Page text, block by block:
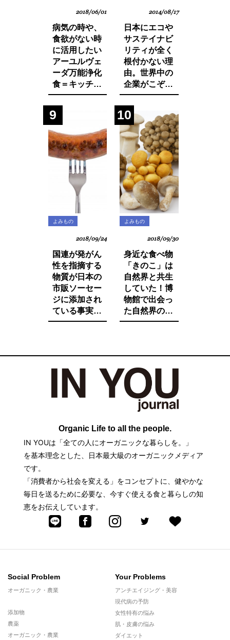
2018/06/01
病気の時や、
食欲がない時
に活用したい
アーユルヴェ
ーダ万能浄化
食＝キッチャ
リーの作り方
2014/08/17
日本にエコや
サステイナビ
リティが全く
根付かない理
由。世界中の
企業がこぞっ
て取り組む
SDGsへの遅
れ。それは日
本人・日本企
業と政府の意
識の低さにあ
った！
9
よみもの
2018/09/24
国連が発がん
性を指摘する
物質が日本の
市販ソーセー
ジに添加され
ている事実を
ご存知です
子供に食べさ
せたくないそ
の中身とは。
10
よみもの
2018/09/30
身近な食べ物
「きのこ」は
自然界と共生
していた！博
物館で出会っ
た自然界の法
則と栄養価が
Organic Life to all the people.
IN YOUは「全ての人にオーガニックな暮らしを。」
を基本理念とした、日本最大級のオーガニックメディア
です。
「消費者から社会を変える」をコンセプトに、健やかな
毎日を送るために必要な、今すぐ使える食と暮らしの知
恵をお伝えしています。
Social Problem
オーガニック・農業
添加物
農薬
オーガニック・農業
Your Problems
アンチエイジング・美容
現代病の予防
女性特有の悩み
肌・皮膚の悩み
ダイエット